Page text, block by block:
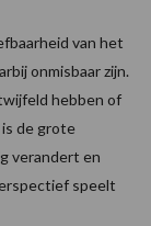
van het
onmisbaar zijn.
hebben of
de grote
verandert en
speelt